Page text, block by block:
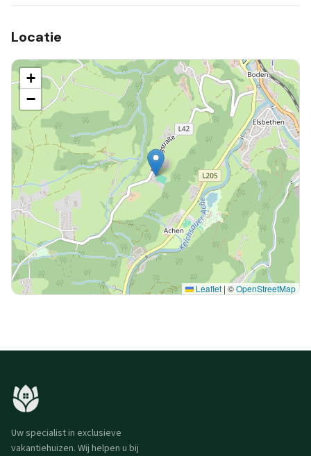
Locatie
+
−
Leaflet | ©OpenStreetMap
Uw specialist in exclusieve
vakantiehuizen. Wij helpen u bij